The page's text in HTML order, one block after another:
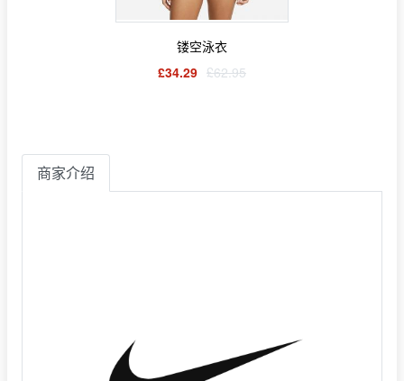
镂空泳衣
£34.29 £62.95
商家介绍